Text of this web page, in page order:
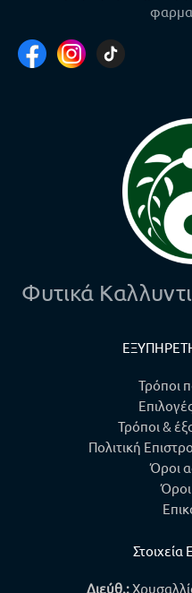
Φυτικά
Τρόποι
Τρόποι &
Πολιτική
Όροι
Στοιχεία
Διεύθ.: